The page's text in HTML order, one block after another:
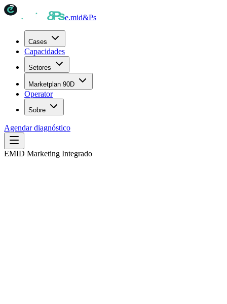
e.mid&Ps
Cases
Capacidades
Setores
Marketplan 90D
Operator
Sobre
Agendar diagnóstico
EMID Marketing Integrado